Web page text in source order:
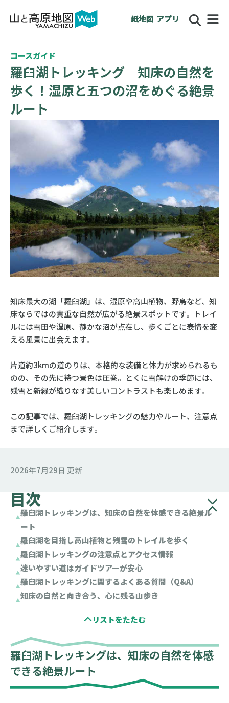
紙地図 アプリ
コースガイド
羅臼湖トレッキング 知床の自然を
歩く！湿原と五つの沼をめぐる絶景
ルート
知床最大の湖「羅臼湖」は、湿原や高山植物、野鳥など、知
床ならではの貴重な自然が広がる絶景スポットです。トレイ
ルには雪田や湿原、静かな沼が点在し、歩くごとに表情を変
える風景に出会えます。
片道約3kmの道のりは、本格的な装備と体力が求められるも
のの、その先に待つ景色は圧巻。とくに雪解けの季節には、
残雪と新緑が織りなす美しいコントラストも楽しめます。
この記事では、羅臼湖トレッキングの魅力やルート、注意点
まで詳しくご紹介します。
2026年7月29日 更新
目次
羅臼湖トレッキングは、知床の自然を体感できる絶景ル
ート
羅臼湖を目指し高山植物と残雪のトレイルを歩く
羅臼湖トレッキングの注意点とアクセス情報
迷いやすい道はガイドツアーが安心
羅臼湖トレッキングに関するよくある質問（Q&A）
知床の自然と向き合う、心に残る山歩き
羅臼湖トレッキングは、知床の自然を体感
できる絶景ルート